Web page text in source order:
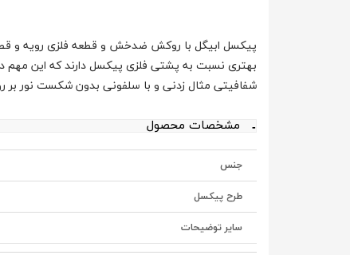
پیکسل ابیگل با روکش ضدخش و قطعه فلزی رویه و
بهتری نسبت به پشتی فلزی پیکسل دارند که این مهم
شفافیتی مثال زدنی و با سلفونی بدون شکست نور
مشخصات محصول
جنس
طرح پیکسل
سایر توضیحات